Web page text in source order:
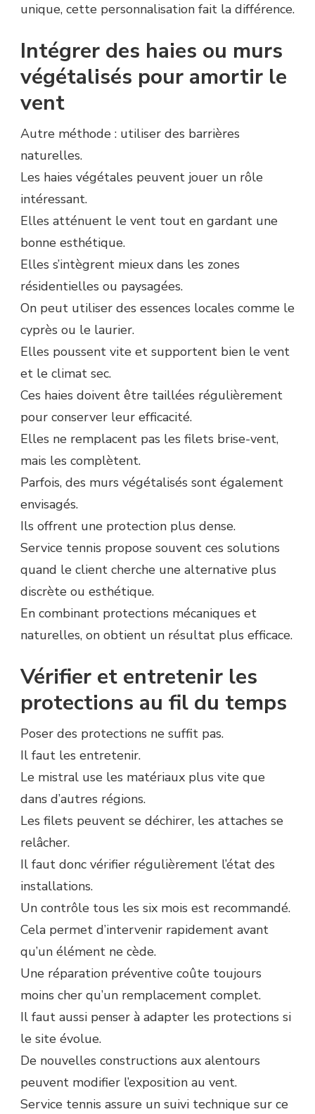
unique, cette personnalisation fait la différence.
Intégrer des haies ou murs
végétalisés pour amortir le
vent
Autre méthode : utiliser des barrières
naturelles.
Les haies végétales peuvent jouer un rôle
intéressant.
Elles atténuent le vent tout en gardant une
bonne esthétique.
Elles s’intègrent mieux dans les zones
résidentielles ou paysagées.
On peut utiliser des essences locales comme le
cyprès ou le laurier.
Elles poussent vite et supportent bien le vent
et le climat sec.
Ces haies doivent être taillées régulièrement
pour conserver leur efficacité.
Elles ne remplacent pas les filets brise-vent,
mais les complètent.
Parfois, des murs végétalisés sont également
envisagés.
Ils offrent une protection plus dense.
Service tennis propose souvent ces solutions
quand le client cherche une alternative plus
discrète ou esthétique.
En combinant protections mécaniques et
naturelles, on obtient un résultat plus efficace.
Vérifier et entretenir les
protections au fil du temps
Poser des protections ne suffit pas.
Il faut les entretenir.
Le mistral use les matériaux plus vite que
dans d’autres régions.
Les filets peuvent se déchirer, les attaches se
relâcher.
Il faut donc vérifier régulièrement l’état des
installations.
Un contrôle tous les six mois est recommandé.
Cela permet d’intervenir rapidement avant
qu’un élément ne cède.
Une réparation préventive coûte toujours
moins cher qu’un remplacement complet.
Il faut aussi penser à adapter les protections si
le site évolue.
De nouvelles constructions aux alentours
peuvent modifier l’exposition au vent.
Service tennis assure un suivi technique sur ce